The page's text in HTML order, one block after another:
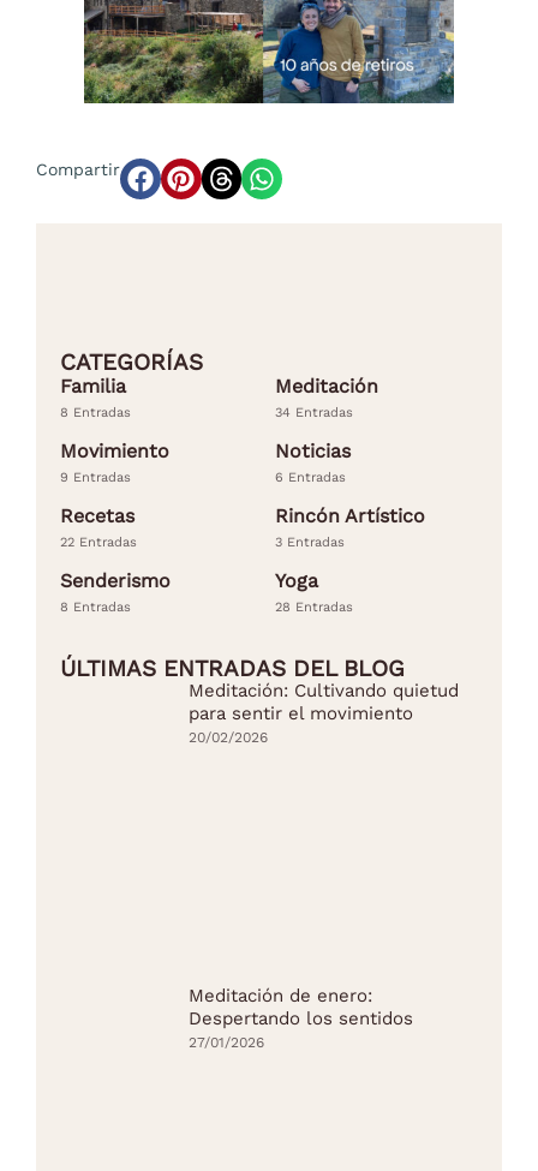
Compartir
CATEGORÍAS
Familia
8 Entradas
Meditación
34 Entradas
Movimiento
9 Entradas
Noticias
6 Entradas
Recetas
22 Entradas
Rincón Artístico
3 Entradas
Senderismo
8 Entradas
Yoga
28 Entradas
ÚLTIMAS ENTRADAS DEL BLOG
Meditación: Cultivando quietud
para sentir el movimiento
20/02/2026
Meditación de enero:
Despertando los sentidos
27/01/2026